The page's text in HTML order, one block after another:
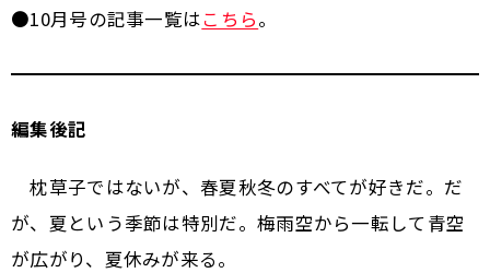
●10月号の記事一覧はこちら。
編集後記
枕草子ではないが、春夏秋冬のすべてが好きだ。だ
が、夏という季節は特別だ。梅雨空から一転して青空
が広がり、夏休みが来る。